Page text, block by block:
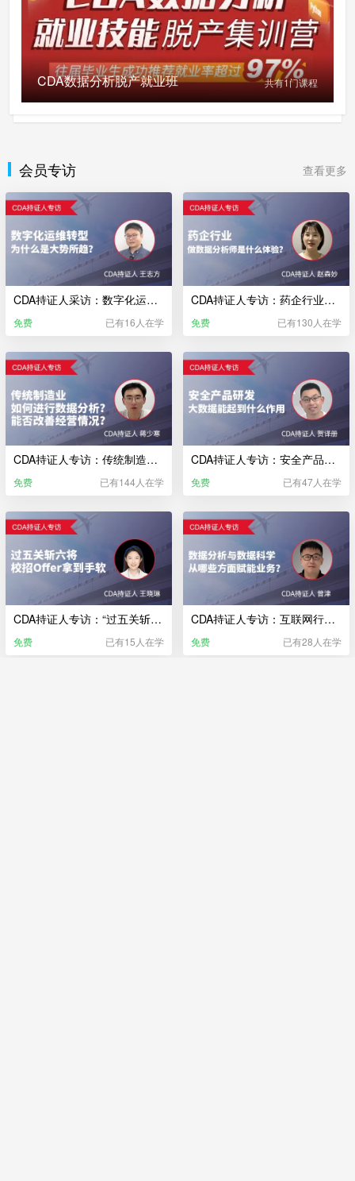
CDA数据分析脱产就业班 共有1门课程
会员专访 查看更多
CDA持证人采访：数字化运维转型 为什么是大势所趋？
免费 已有16人在学
CDA持证人专访：药企行业，做数据分析师是什么体验？
免费 已有130人在学
CDA持证人专访：传统制造业，如何进行数据分析？能否改善经营情况？
免费 已有144人在学
CDA持证人专访：安全产品研发，大数据能起到什么作用？
免费 已有47人在学
CDA持证人专访：“过五关斩六将”校招 Offer 拿到手软？
免费 已有15人在学
CDA持证人专访：互联网行业—数据分析与数据科学从哪些方面赋能业务？
免费 已有28人在学